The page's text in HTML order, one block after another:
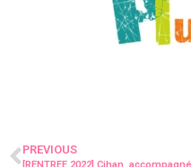
PREVIOUS